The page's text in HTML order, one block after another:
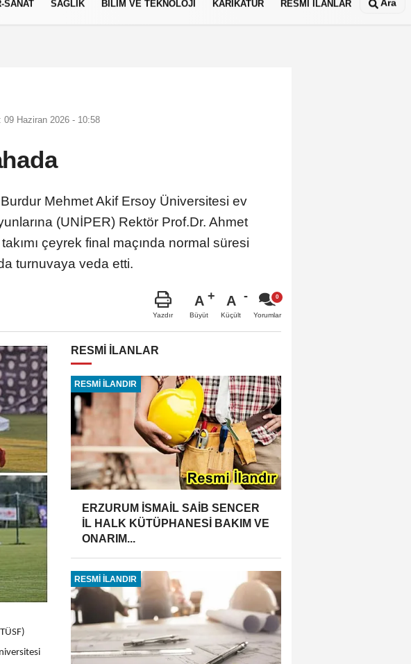
SANAT SAĞLIK BİLİM VE TEKNOLOJİ KARİKATÜR RESMİ İLANLAR Ara
09 Haziran 2026 - 10:58
Mehmet Akif Ersoy Üniversitesi ev
(UNİPER) Rektör Prof.Dr. Ahmet
çeyrek final maçında normal süresi
turnuvaya veda etti.
Yazdır
A
Büyüt
A
Küçült Yorumlar
RESMİ İLANLAR
RESMİ İLANDIR
ERZURUM İSMAİL SAİB SENCER
İL HALK KÜTÜPHANESİ BAKIM VE
ONARIM...
RESMİ İLANDIR